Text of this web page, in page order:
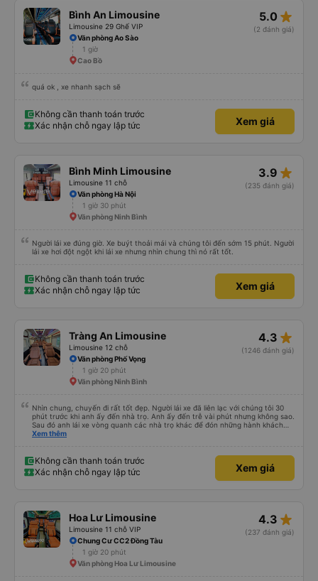
Bình An Limousine
Limousine 29 Ghế VIP
5.0 star_rate
(2 đánh giá)
Văn phòng Ao Sào
1 giờ
Cao Bồ
quá ok , xe nhanh sạch sẽ
Không cần thanh toán trước
Xác nhận chỗ ngay lập tức
Xem giá
Bình Minh Limousine
Limousine 11 chỗ
3.9 star_rate
(235 đánh giá)
Văn phòng Hà Nội
1 giờ 30 phút
Văn phòng Ninh Bình
Người lái xe đúng giờ. Xe buýt thoải mái và chúng tôi đến sớm 15 phút. Người
lái xe hơi đột ngột khi lái xe nhưng nhìn chung thì nó rất tốt.
Không cần thanh toán trước
Xác nhận chỗ ngay lập tức
Xem giá
Tràng An Limousine
Limousine 12 chỗ
4.3 star_rate
(1246 đánh giá)
Văn phòng Phố Vọng
1 giờ 20 phút
Văn phòng Ninh Bình
Nhìn chung, chuyến đi rất tốt đẹp. Người lái xe đã liên lạc với chúng tôi 30
phút trước khi anh ấy đến nhà trọ. Anh ấy đến trễ vài phút nhưng không sao.
Sau đó anh lái xe vòng quanh các nhà trọ khác để đón những hành khách
khác. Sau đó anh ấy thả chúng tôi xuống văn phòng, nơi tất cả chúng tôi
thông tin để chúng tôi có chút manh mối về chuyện gì đang xảy ra.
Xem thêm
Không cần thanh toán trước
Xác nhận chỗ ngay lập tức
Xem giá
Hoa Lư Limousine
Limousine 11 chỗ VIP
4.3 star_rate
(237 đánh giá)
Chung Cư CC2 Đồng Tàu
1 giờ 20 phút
Văn phòng Hoa Lư Limousine